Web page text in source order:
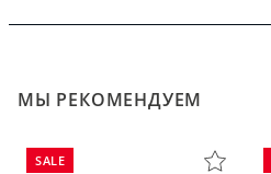
МЫ РЕКОМЕНДУЕМ
SALE